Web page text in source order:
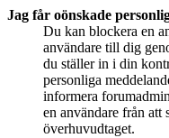
Jag får oönskade
Du kan blockera en
användare till dig
du ställer in i din
personliga
informera
en användare från att
överhuvudtaget.